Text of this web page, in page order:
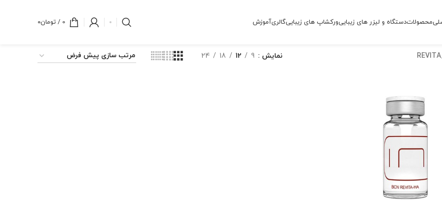
محصولاتدستگاه و لیزر های زیباییورکشاپ های زیباییگالریآموزش 0
/ تومان۰
نمایش 9
12
18
24